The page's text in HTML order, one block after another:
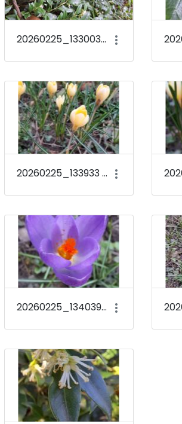
20260225_133003 Sarcococca confusa
20260225_133933 Crocus chrysanthus &#39;Romance&#39;
20260225_134039 Crocus tommasinianus &#39;Barr&#39;s Purple&#39;